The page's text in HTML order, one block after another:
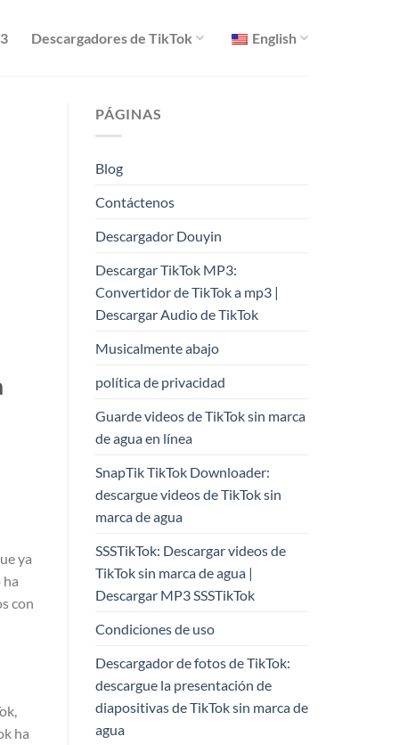
Descargadores de TikTok English
ya
con
ha
PÁGINAS
Blog
Contáctenos
Descargador Douyin
Descargar TikTok MP3:
Convertidor de TikTok a mp3 |
Descargar Audio de TikTok
Musicalmente abajo
política de privacidad
Guarde videos de TikTok sin marca
de agua en línea
SnapTik TikTok Downloader:
descargue videos de TikTok sin
marca de agua
SSSTikTok: Descargar videos de
TikTok sin marca de agua |
Descargar MP3 SSSTikTok
Condiciones de uso
Descargador de fotos de TikTok:
descargue la presentación de
diapositivas de TikTok sin marca de
agua